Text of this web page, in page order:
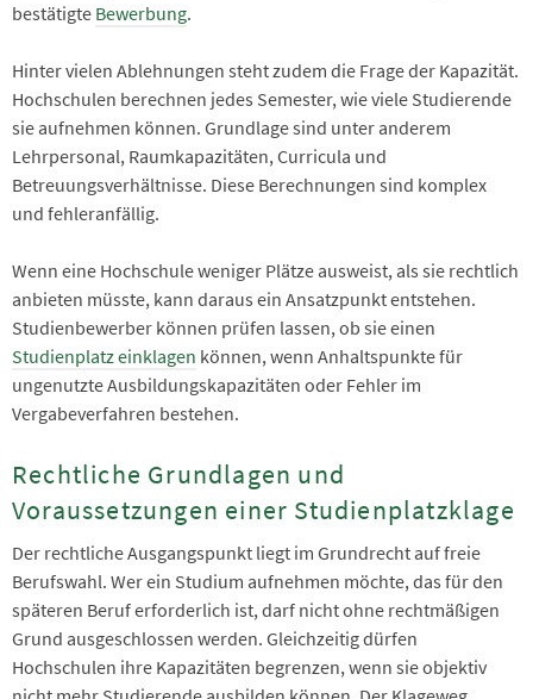
bestätigte Bewerbung.
Hinter vielen Ablehnungen steht zudem die Frage der Kapazität.
Hochschulen berechnen jedes Semester, wie viele Studierende
sie aufnehmen können. Grundlage sind unter anderem
Lehrpersonal, Raumkapazitäten, Curricula und
Betreuungsverhältnisse. Diese Berechnungen sind komplex
und fehleranfällig.
Wenn eine Hochschule weniger Plätze ausweist, als sie rechtlich
anbieten müsste, kann daraus ein Ansatzpunkt entstehen.
Studienbewerber können prüfen lassen, ob sie einen
Studienplatz einklagen können, wenn Anhaltspunkte für
ungenutzte Ausbildungskapazitäten oder Fehler im
Vergabeverfahren bestehen.
Rechtliche Grundlagen und
Voraussetzungen einer Studienplatzklage
Der rechtliche Ausgangspunkt liegt im Grundrecht auf freie
Berufswahl. Wer ein Studium aufnehmen möchte, das für den
späteren Beruf erforderlich ist, darf nicht ohne rechtmäßigen
Grund ausgeschlossen werden. Gleichzeitig dürfen
Hochschulen ihre Kapazitäten begrenzen, wenn sie objektiv